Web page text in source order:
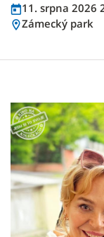
11. srpna 2026
Zámecký park